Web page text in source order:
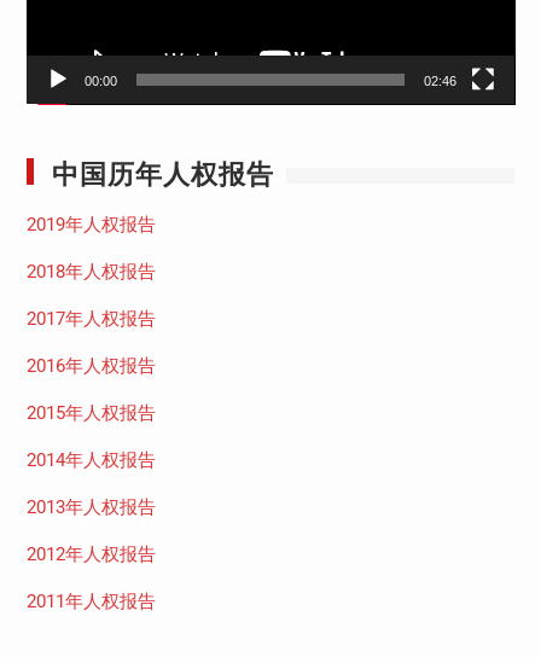
00:00 02:46
中国历年人权报告
2019年人权报告
2018年人权报告
2017年人权报告
2016年人权报告
2015年人权报告
2014年人权报告
2013年人权报告
2012年人权报告
2011年人权报告